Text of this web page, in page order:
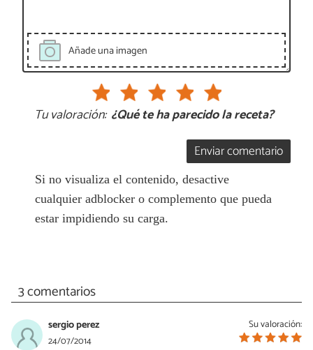
Añade una imagen
Tu valoración: ¿Qué te ha parecido la receta?
Enviar comentario
Si no visualiza el contenido, desactive
cualquier adblocker o complemento que pueda
estar impidiendo su carga.
3 comentarios
Su valoración:
sergio perez
24/07/2014